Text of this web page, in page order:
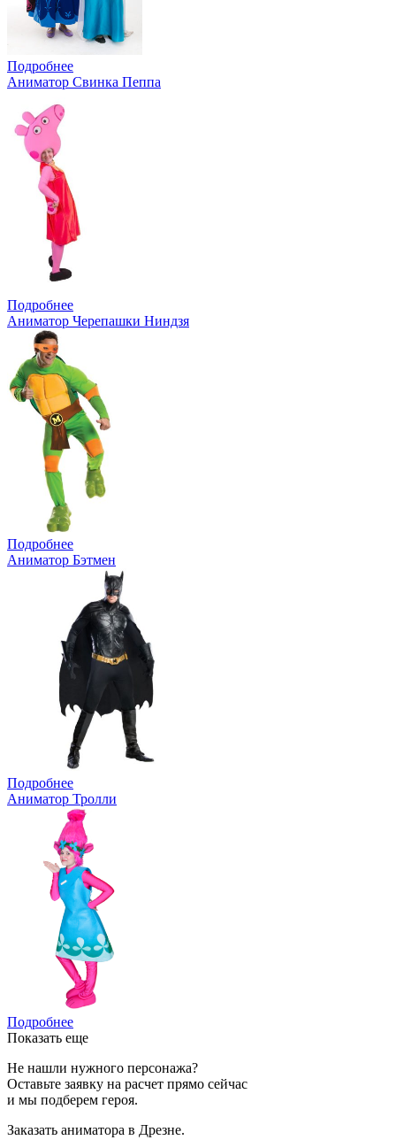
Подробнее
Аниматор Свинка Пеппа
Подробнее
Аниматор Черепашки Ниндзя
Подробнее
Аниматор Бэтмен
Подробнее
Аниматор Тролли
Подробнее
Показать еще
Не нашли нужного персонажа?
Оставьте заявку на расчет прямо сейчас
и мы подберем героя.
Заказать аниматора в Дрезне.